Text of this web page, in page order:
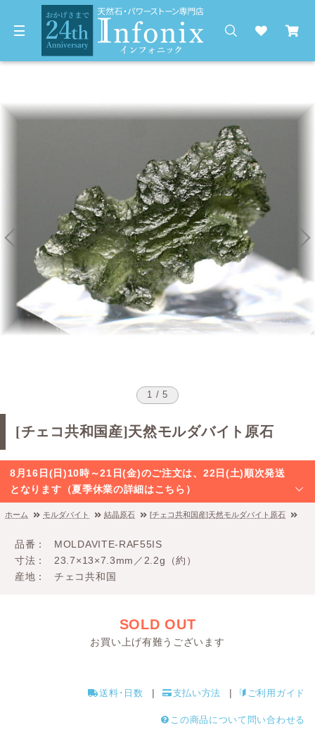
1 / 5
[チェコ共和国産]天然モルダバイト原石
8月16日(日)10時～21日(金)のご注文は、22日(土)順次発送
となります（夏季休業の詳細はこちら）
ホーム モルダバイト 結晶原石 [チェコ共和国産]天然モルダバイト原石
品番
MOLDAVITE-RAF55IS
寸法
23.7×13×7.3mm／2.2g（約）
産地
チェコ共和国
SOLD OUT
お買い上げ有難うございます
送料･日数 支払い方法 ご利用ガイド
この商品について問い合わせる